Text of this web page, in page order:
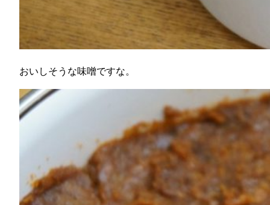
おいしそうな味噌ですな。